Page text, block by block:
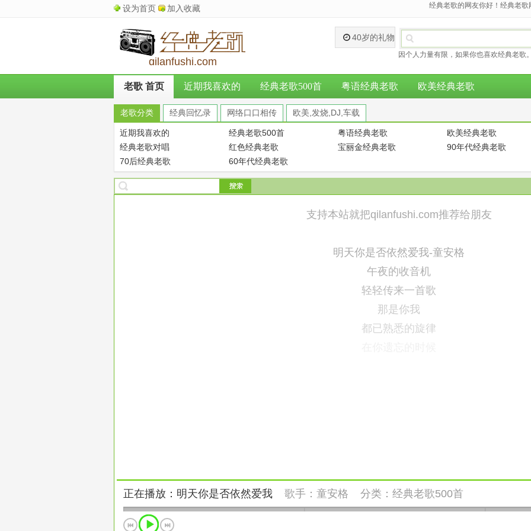
设为首页 加入收藏 经典老歌的网友你好！经典老
qilanfushi.com
40岁的礼物
因个人力量有限，如果你也喜欢经典老歌
老歌 首页 近期我喜欢的 经典老歌500首 粤语经典老歌 欧美经典老歌
老歌分类 经典回忆录 网络口口相传 欧美,发烧,DJ,车载
近期我喜欢的 经典老歌500首 粤语经典老歌 欧美经典老歌
经典老歌对唱
红色经典老歌 宝丽金经典老歌 90年代经典老歌
70后经典老歌
60年代经典老歌
支持本站就把qilanfushi.com推荐给朋友
明天你是否依然爱我-童安格
午夜的收音机
轻轻传来一首歌
那是你我
都已熟悉的旋律
正在播放：明天你是否依然爱我 歌手： 童安格 分类： 经典老歌500首